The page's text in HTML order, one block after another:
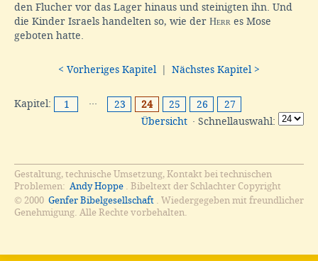
den Flucher vor das Lager hinaus und steinigten ihn. Und
die Kinder Israels handelten so, wie der Herr es Mose
geboten hatte.
< Vorheriges Kapitel Nächstes Kapitel >
Kapitel: 1 ··· 23 24 25 26
27
Übersicht · Schnellauswahl:
Gestaltung, technische Umsetzung, Kontakt bei technischen
Problemen: Andy Hoppe . Bibeltext der Schlachter Copyright
© 2000 Genfer Bibelgesellschaft . Wiedergegeben mit freundlicher
Genehmigung. Alle Rechte vorbehalten.